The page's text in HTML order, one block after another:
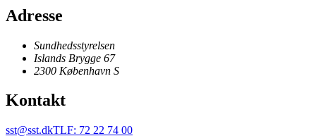
Adresse
Sundhedsstyrelsen
Islands Brygge 67
2300 København S
Kontakt
sst@sst.dkTLF: 72 22 74 00